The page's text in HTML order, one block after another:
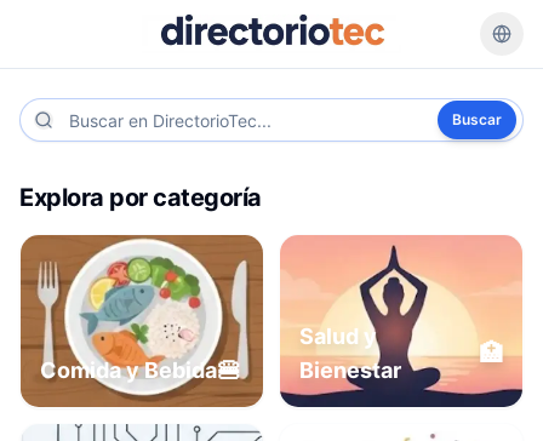
Buscar
Explora por categoría
Comida y Bebida🍔
Salud y
Bienestar
🏥